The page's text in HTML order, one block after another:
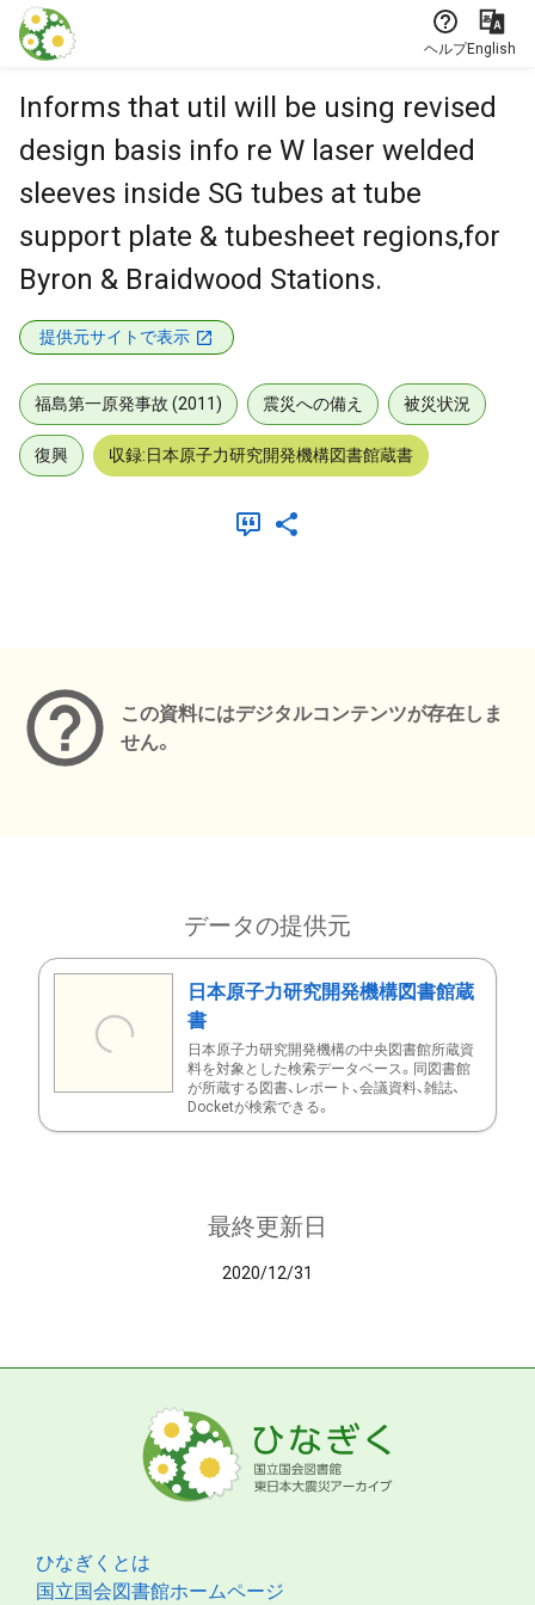
本文に飛ぶ
ヘルプEnglish
Informs that util will be using revised
design basis info re W laser welded
sleeves inside SG tubes at tube
support plate & tubesheet regions,for
Byron & Braidwood Stations.
提供元サイトで表示
福島第一原発事故 (2011) 震災への備え 被災状況
復興 収録:日本原子力研究開発機構図書館蔵書
この資料にはデジタルコンテンツが存在しま
せん。
データの提供元
日本原子力研究開発機構図書館蔵
書
日本原子力研究開発機構の中央図書館所蔵資
料を対象とした検索データベース。同図書館
が所蔵する図書、レポート、会議資料、雑誌、
Docketが検索できる。
最終更新日
2020/12/31
ひなぎくとは
国立国会図書館ホームページ